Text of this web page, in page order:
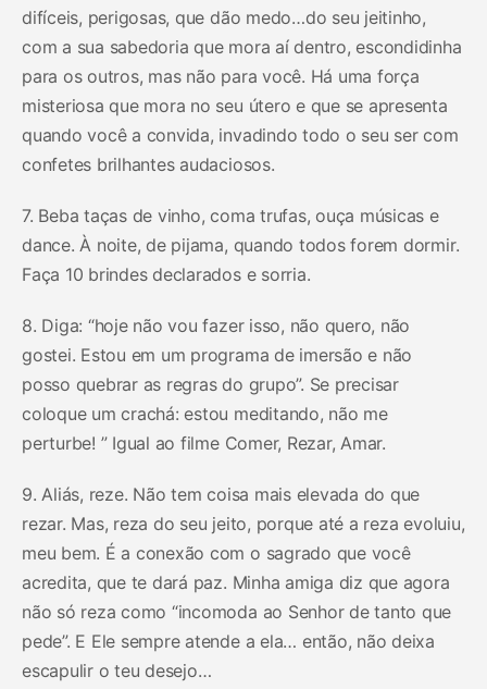
difíceis, perigosas, que dão medo…do seu jeitinho,
com a sua sabedoria que mora aí dentro, escondidinha
para os outros, mas não para você. Há uma força
misteriosa que mora no seu útero e que se apresenta
quando você a convida, invadindo todo o seu ser com
confetes brilhantes audaciosos.
7. Beba taças de vinho, coma trufas, ouça músicas e
dance. À noite, de pijama, quando todos forem dormir.
Faça 10 brindes declarados e sorria.
8. Diga: “hoje não vou fazer isso, não quero, não
gostei. Estou em um programa de imersão e não
posso quebrar as regras do grupo”. Se precisar
coloque um crachá: estou meditando, não me
perturbe! ” Igual ao filme Comer, Rezar, Amar.
9. Aliás, reze. Não tem coisa mais elevada do que
rezar. Mas, reza do seu jeito, porque até a reza evoluiu,
meu bem. É a conexão com o sagrado que você
acredita, que te dará paz. Minha amiga diz que agora
não só reza como “incomoda ao Senhor de tanto que
pede”. E Ele sempre atende a ela… então, não deixa
escapulir o teu desejo…